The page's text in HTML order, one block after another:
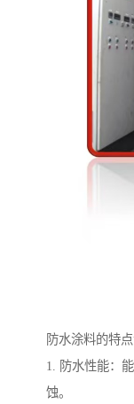
防水涂料的特点
1. 防水性能：
蚀。